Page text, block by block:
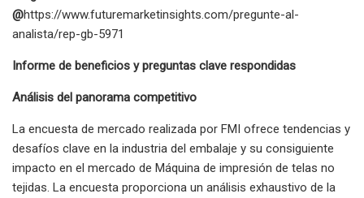
@https://www.futuremarketinsights.com/pregunte-al-
analista/rep-gb-5971
Informe de beneficios y preguntas clave respondidas
Análisis del panorama competitivo
La encuesta de mercado realizada por FMI ofrece tendencias y
desafíos clave en la industria del embalaje y su consiguiente
impacto en el mercado de Máquina de impresión de telas no
tejidas. La encuesta proporciona un análisis exhaustivo de la